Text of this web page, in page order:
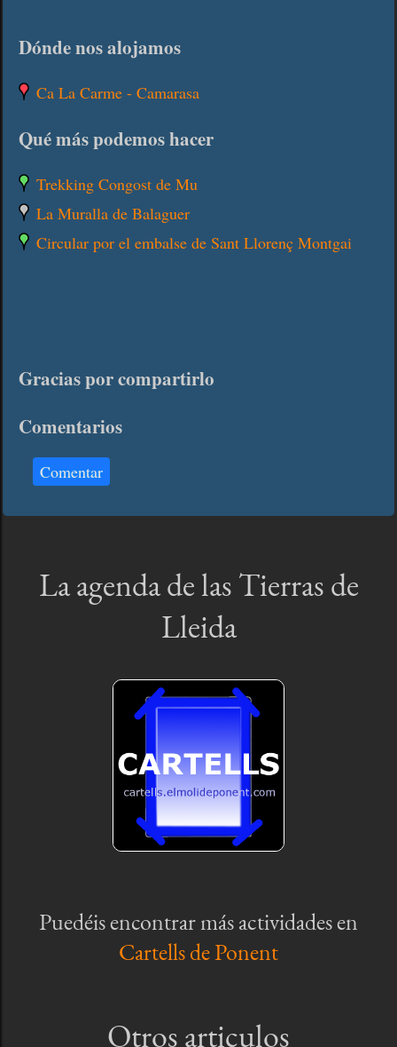
Dónde nos alojamos
Ca La Carme - Camarasa
Qué más podemos hacer
Trekking Congost de Mu
La Muralla de Balaguer
Circular por el embalse de Sant Llorenç Montgai
Gracias por compartirlo
Comentarios
Comentar
La agenda de las Tierras de
Lleida
Puedéis encontrar más actividades en
Cartells de Ponent
Otros articulos